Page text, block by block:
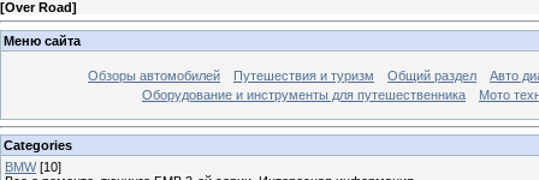
[Over Road]
Меню сайта
Обзоры автомобилей Путешествия и туризм Общий раздел
Авто
Оборудование и инструменты для путешественника
Мото
Categories
BMW [10]